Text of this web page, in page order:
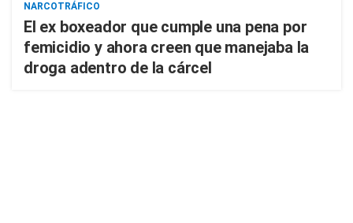
NARCOTRÁFICO
El ex boxeador que cumple una pena por
femicidio y ahora creen que manejaba la
droga adentro de la cárcel